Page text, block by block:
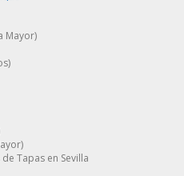
Mayor)
Tapas en Sevilla